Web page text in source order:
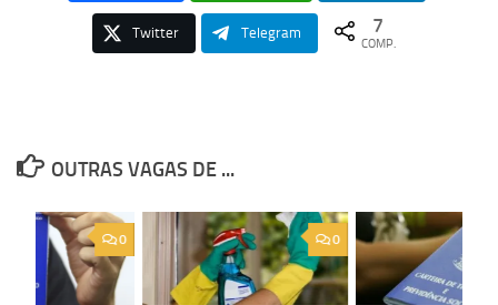
Twitter Telegram 7
COMP.
OUTRAS VAGAS DE ...
0
0